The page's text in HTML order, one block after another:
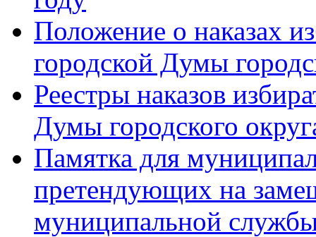
Положение о наказах
городской Думы
Реестры наказов
Думы городского
Памятка для
претендующих на
муниципальной